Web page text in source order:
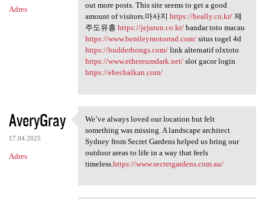
Adres
out more posts. This site seems to get a good
amount of visitors.마사지 https://heally.co.kr/제
주도유흥 https://jejurun.co.kr/bandar toto macau
https://www.bentleymotorrad.com/situs togel 4d
https://budderbongs.com/link alternatif olxtoto
https://www.ethereumdark.net/slot gacor login
https://ebecbalkan.com/
AveryGray
17.04.2025
Adres
We’ve always loved our
We’ve always loved our location but felt
something was missing. A landscape architect
Sydney from Secret Gardens helped us bring our
outdoor areas to life in a way that feels
timeless. https://www.secretgardens.com.au/